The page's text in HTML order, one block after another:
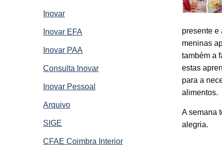
Inovar
Inovar EFA
Inovar PAA
Consulta Inovar
Inovar Pessoal
Arquivo
SIGE
CFAE Coimbra Interior
presente e
meninas
também a
estas
para a
alimentos.
A semana
alegria.